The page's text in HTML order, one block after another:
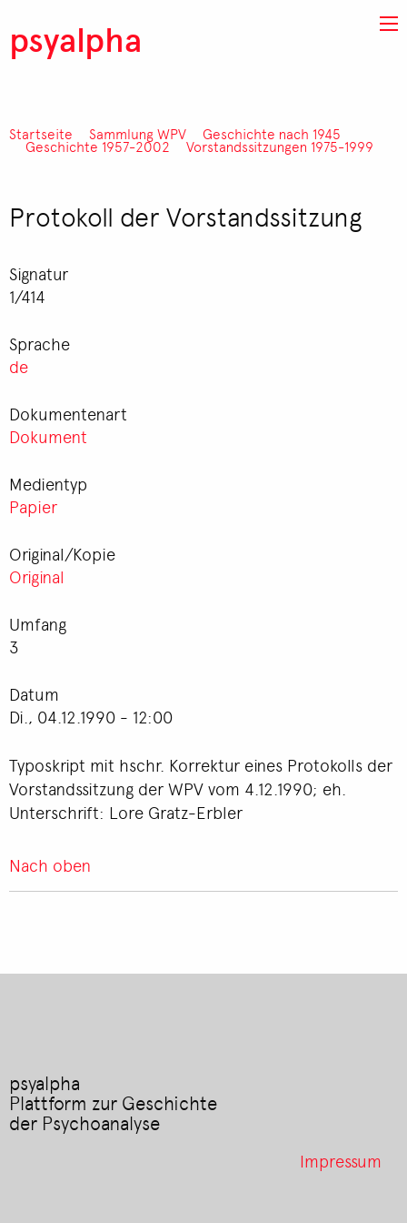
psyalpha
Pfadnavigation
Startseite Sammlung WPV Geschichte nach 1945
Geschichte 1957-2002 Vorstandssitzungen 1975-1999
Protokoll der Vorstandssitzung
Signatur
1/414
Sprache
de
Dokumentenart
Dokument
Medientyp
Papier
Original/Kopie
Original
Umfang
3
Datum
Di., 04.12.1990 - 12:00
Typoskript mit hschr. Korrektur eines Protokolls der
Vorstandssitzung der WPV vom 4.12.1990; eh.
Unterschrift: Lore Gratz-Erbler
Nach oben
psyalpha
Plattform zur Geschichte
der Psychoanalyse
Impressum